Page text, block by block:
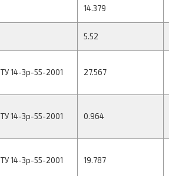
14.379
5.52
ТУ 14-3р-55-2001 27.567
ТУ 14-3р-55-2001 0.964
ТУ 14-3р-55-2001 19.787